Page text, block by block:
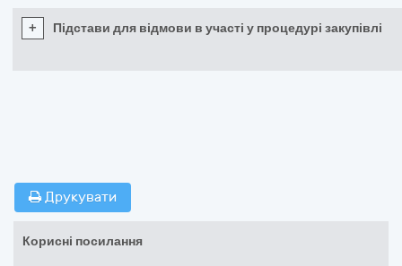
+ Підстави для відмови в участі у процедурі закупівлі
Друкувати
Корисні посилання